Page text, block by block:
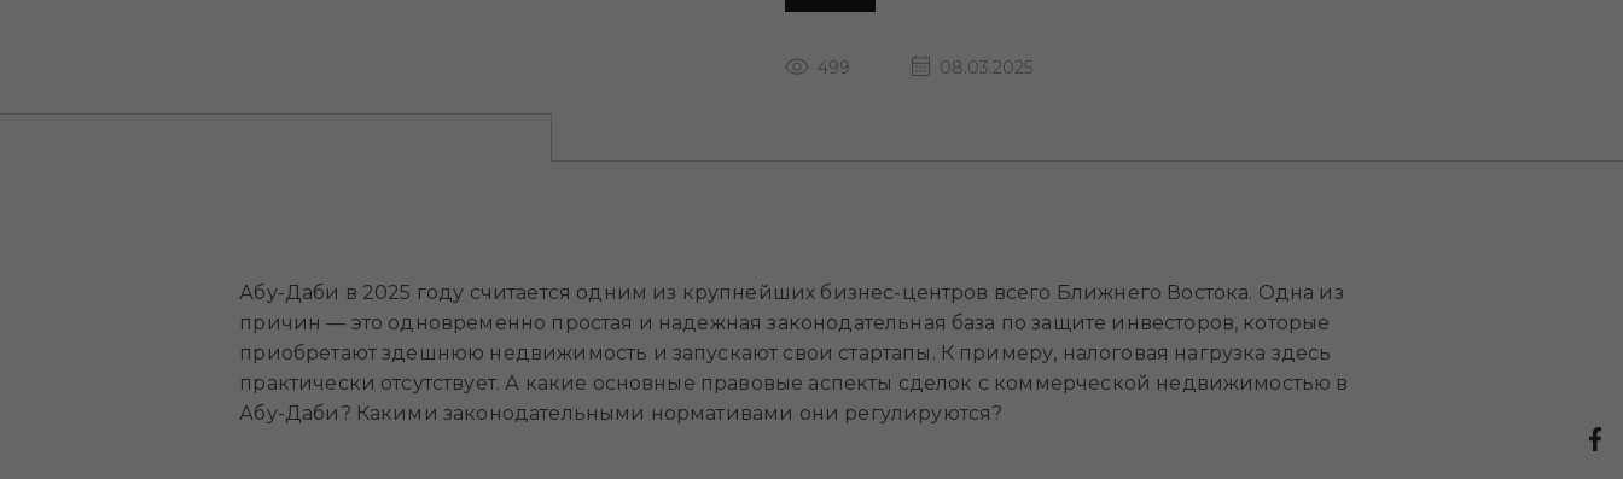
499 08.03.2025
Абу-Даби в 2025 году считается одним из крупнейших бизнес-центров всего Ближнего Востока. Одна из
причин — это одновременно простая и надежная законодательная база по защите инвесторов, которые
приобретают здешнюю недвижимость и запускают свои стартапы. К примеру, налоговая нагрузка здесь
практически отсутствует. А какие основные правовые аспекты сделок с коммерческой недвижимостью в
Абу-Даби? Какими законодательными нормативами они регулируются?